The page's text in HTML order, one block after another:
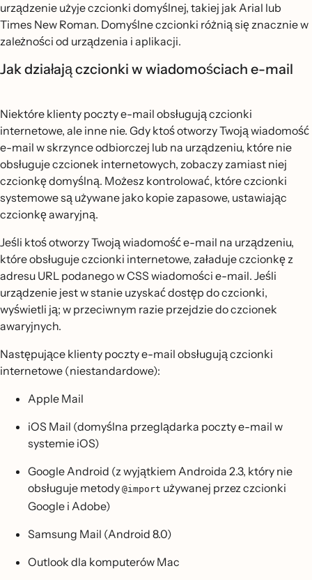
urządzenie użyje czcionki domyślnej, takiej jak Arial lub
Times New Roman. Domyślne czcionki różnią się znacznie w
zależności od urządzenia i aplikacji.
Jak działają czcionki w wiadomościach e-mail
Niektóre klienty poczty e-mail obsługują czcionki
internetowe, ale inne nie. Gdy ktoś otworzy Twoją wiadomość
e-mail w skrzynce odbiorczej lub na urządzeniu, które nie
obsługuje czcionek internetowych, zobaczy zamiast niej
czcionkę domyślną. Możesz kontrolować, które czcionki
systemowe są używane jako kopie zapasowe, ustawiając
czcionkę awaryjną.
Jeśli ktoś otworzy Twoją wiadomość e-mail na urządzeniu,
które obsługuje czcionki internetowe, załaduje czcionkę z
adresu URL podanego w CSS wiadomości e-mail. Jeśli
urządzenie jest w stanie uzyskać dostęp do czcionki,
wyświetli ją; w przeciwnym razie przejdzie do czcionek
awaryjnych.
Następujące klienty poczty e-mail obsługują czcionki
internetowe (niestandardowe):
Apple Mail
iOS Mail (domyślna przeglądarka poczty e-mail w
systemie iOS)
Google Android (z wyjątkiem Androida 2.3, który nie
obsługuje metody @import używanej przez czcionki
Google i Adobe)
Samsung Mail (Android 8.0)
Outlook dla komputerów Mac